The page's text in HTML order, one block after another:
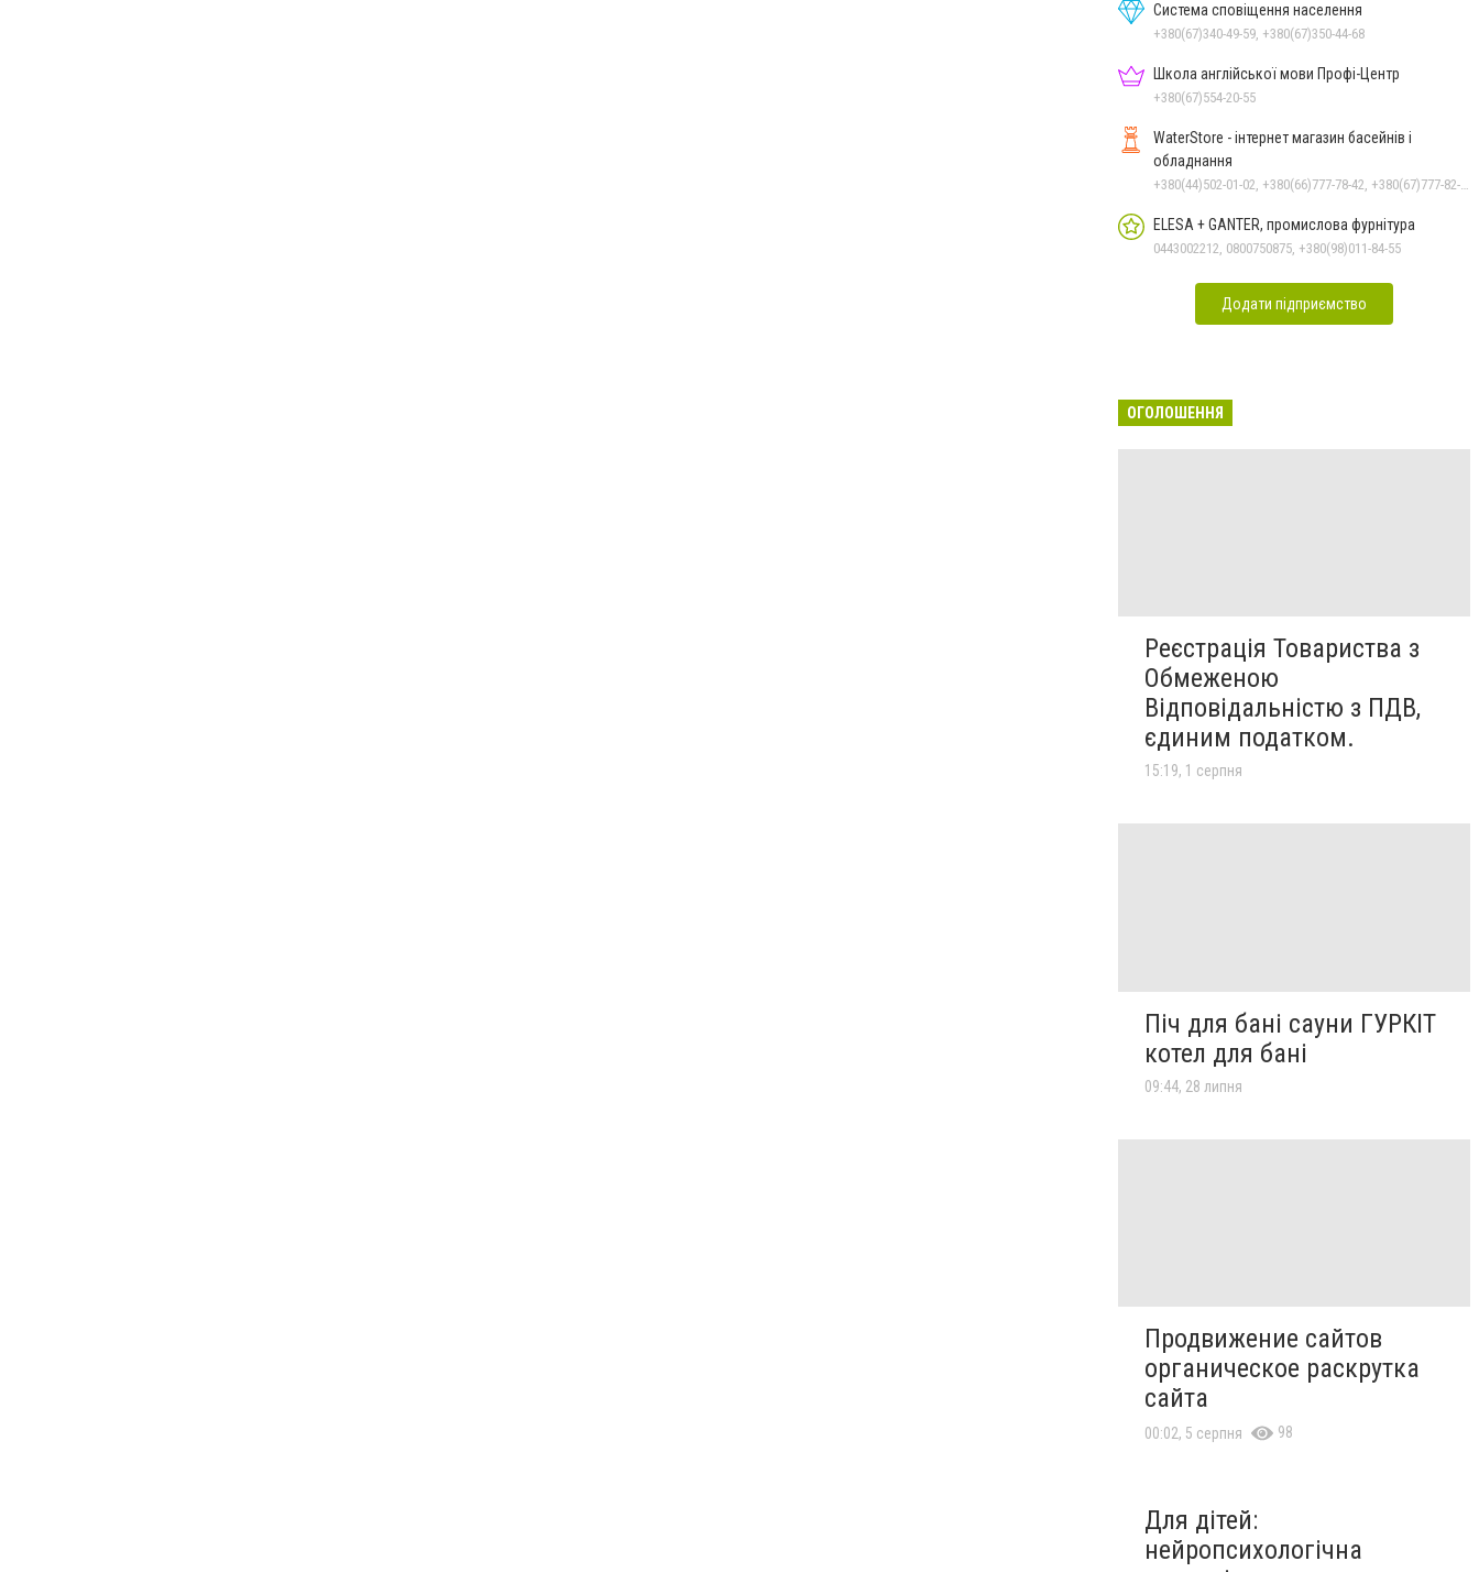
Система сповіщення населення
+380(67)340-49-59, +380(67)350-44-68
Школа англійської мови Профі-Центр
+380(67)554-20-55
WaterStore - інтернет магазин басейнів і
обладнання
+380(44)502-01-02, +380(66)777-78-42, +380(67)777-82-19, +380(67)890-80-80, +380(73)890-80-80, +380(44)502-01-03
ELESA + GANTER, промислова фурнітура
0443002212, 0800750875, +380(98)011-84-55
Додати підприємство
ОГОЛОШЕННЯ
Реєстрація Товариства з
Обмеженою
Відповідальністю з ПДВ,
єдиним податком.
15:19, 1 серпня
Піч для бані сауни ГУРКІТ
котел для бані
09:44, 28 липня
Продвижение сайтов
органическое раскрутка
сайта
00:02, 5 серпня 98
Для дітей:
нейропсихологічна